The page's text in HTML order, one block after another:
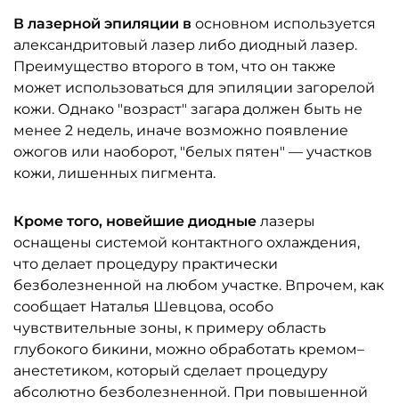
В лазерной эпиляции в основном используется
александритовый лазер либо диодный лазер.
Преимущество второго в том, что он также
может использоваться для эпиляции загорелой
кожи. Однако "возраст" загара должен быть не
менее 2 недель, иначе возможно появление
ожогов или наоборот, "белых пятен" — участков
кожи, лишенных пигмента.
Кроме того, новейшие диодные лазеры
оснащены системой контактного охлаждения,
что делает процедуру практически
безболезненной на любом участке. Впрочем, как
сообщает Наталья Шевцова, особо
чувствительные зоны, к примеру область
глубокого бикини, можно обработать кремом–
анестетиком, который сделает процедуру
абсолютно безболезненной. При повышенной